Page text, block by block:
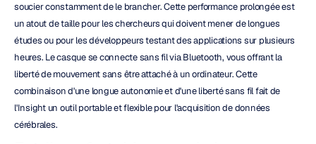
soucier constamment de le brancher. Cette performance prolongée est
un atout de taille pour les chercheurs qui doivent mener de longues
études ou pour les développeurs testant des applications sur plusieurs
heures. Le casque se connecte sans fil via Bluetooth, vous offrant la
liberté de mouvement sans être attaché à un ordinateur. Cette
combinaison d'une longue autonomie et d'une liberté sans fil fait de
l'Insight un outil portable et flexible pour l'acquisition de données
cérébrales.